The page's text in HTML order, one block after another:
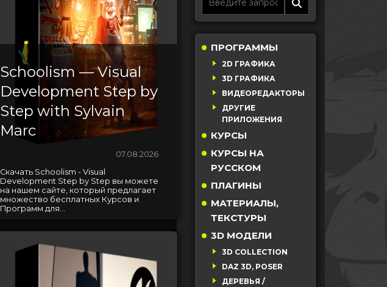
Schoolism — Visual
Development Step by
Step with Sylvain
Marc
07.08.2026
Скачать Schoolism - Visual
Development Step by Step вы можете
на нашем сайте, который предлагает
множество бесплатных Курсов и
Программ для...
ПРОГРАММЫ
2D ГРАФИКА
3D ГРАФИКА
ВИДЕОРЕДАКТОРЫ
ДРУГИЕ
ПРИЛОЖЕНИЯ
КУРСЫ
КУРСЫ НА
РУССКОМ
ПЛАГИНЫ
МАТЕРИАЛЫ,
ТЕКСТУРЫ
3D МОДЕЛИ
3D COLLECTION
DAZ 3D, POSER
ДЕРЕВЬЯ /